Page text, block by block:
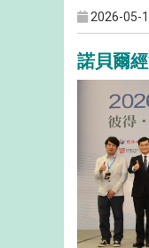
2026-05-
諾貝爾